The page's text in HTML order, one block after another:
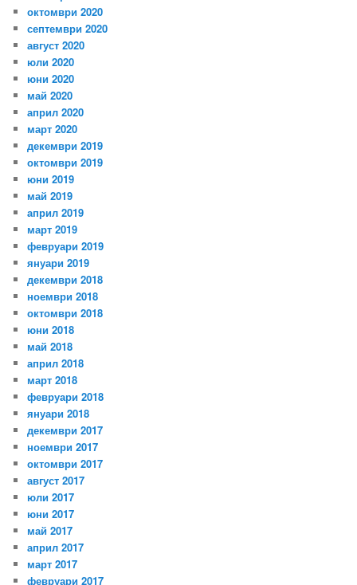
октомври 2020
септември 2020
август 2020
юли 2020
юни 2020
май 2020
април 2020
март 2020
декември 2019
октомври 2019
юни 2019
май 2019
април 2019
март 2019
февруари 2019
януари 2019
декември 2018
ноември 2018
октомври 2018
юни 2018
май 2018
април 2018
март 2018
февруари 2018
януари 2018
декември 2017
ноември 2017
октомври 2017
август 2017
юли 2017
юни 2017
май 2017
април 2017
март 2017
февруари 2017